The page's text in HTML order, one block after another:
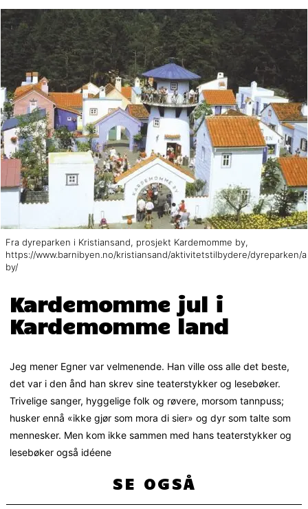
Fra dyreparken i Kristiansand, prosjekt Kardemomme by,
https://www.barnibyen.no/kristiansand/aktivitetstilbydere/dyreparken/
by/
Kardemomme jul i
Kardemomme land
Jeg mener Egner var velmenende. Han ville oss alle det beste,
det var i den ånd han skrev sine teaterstykker og lesebøker.
Trivelige sanger, hyggelige folk og røvere, morsom tannpuss;
husker ennå «ikke gjør som mora di sier» og dyr som talte som
mennesker. Men kom ikke sammen med hans teaterstykker og
lesebøker også idéene
SE OGSÅ